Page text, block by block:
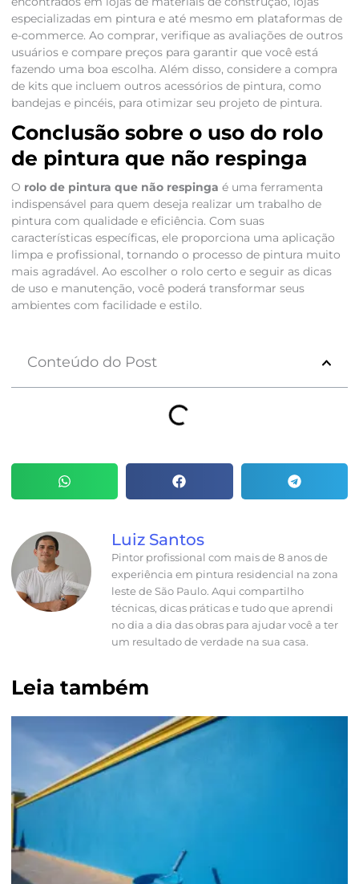
especializadas em pintura e até mesmo em plataformas de
e-commerce. Ao comprar, verifique as avaliações de outros
usuários e compare preços para garantir que você está
fazendo uma boa escolha. Além disso, considere a compra
de kits que incluem outros acessórios de pintura, como
bandejas e pincéis, para otimizar seu projeto de pintura.
Conclusão sobre o uso do rolo
de pintura que não respinga
O rolo de pintura que não respinga é uma ferramenta
indispensável para quem deseja realizar um trabalho de
pintura com qualidade e eficiência. Com suas
características específicas, ele proporciona uma aplicação
limpa e profissional, tornando o processo de pintura muito
mais agradável. Ao escolher o rolo certo e seguir as dicas
de uso e manutenção, você poderá transformar seus
ambientes com facilidade e estilo.
Conteúdo do Post
Luiz Santos
Pintor profissional com mais de 8 anos de
experiência em pintura residencial na zona
leste de São Paulo. Aqui compartilho
técnicas, dicas práticas e tudo que aprendi
no dia a dia das obras para ajudar você a ter
um resultado de verdade na sua casa.
Leia também